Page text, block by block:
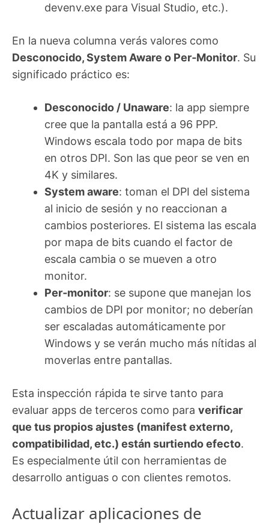
devenv.exe para Visual Studio, etc.).
En la nueva columna verás valores como
Desconocido, System Aware o Per‑Monitor. Su
significado práctico es:
Desconocido / Unaware: la app siempre
cree que la pantalla está a 96 PPP.
Windows escala todo por mapa de bits
en otros DPI. Son las que peor se ven en
4K y similares.
System aware: toman el DPI del sistema
al inicio de sesión y no reaccionan a
cambios posteriores. El sistema las escala
por mapa de bits cuando el factor de
escala cambia o se mueven a otro
monitor.
Per‑monitor: se supone que manejan los
cambios de DPI por monitor; no deberían
ser escaladas automáticamente por
Windows y se verán mucho más nítidas al
moverlas entre pantallas.
Esta inspección rápida te sirve tanto para
evaluar apps de terceros como para verificar
que tus propios ajustes (manifest externo,
compatibilidad, etc.) están surtiendo efecto.
Es especialmente útil con herramientas de
desarrollo antiguas o con clientes remotos.
Actualizar aplicaciones de